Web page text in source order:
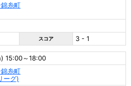
糸町
スコア 3 - 1
15:00～18:00
糸町
ーグ)